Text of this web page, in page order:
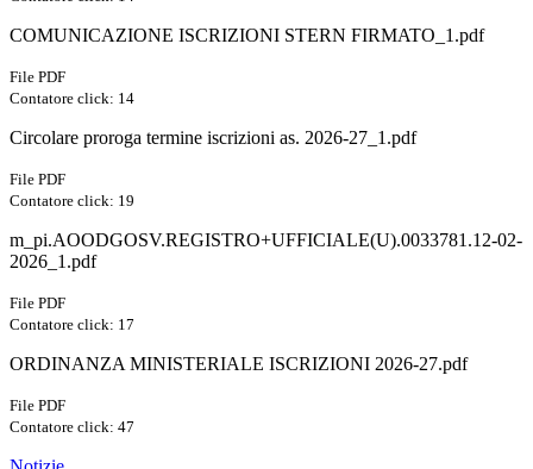
COMUNICAZIONE ISCRIZIONI STERN FIRMATO_1.pdf
File PDF
Contatore click: 14
Circolare proroga termine iscrizioni as. 2026-27_1.pdf
File PDF
Contatore click: 19
m_pi.AOODGOSV.REGISTRO+UFFICIALE(U).0033781.12-02-
2026_1.pdf
File PDF
Contatore click: 17
ORDINANZA MINISTERIALE ISCRIZIONI 2026-27.pdf
File PDF
Contatore click: 47